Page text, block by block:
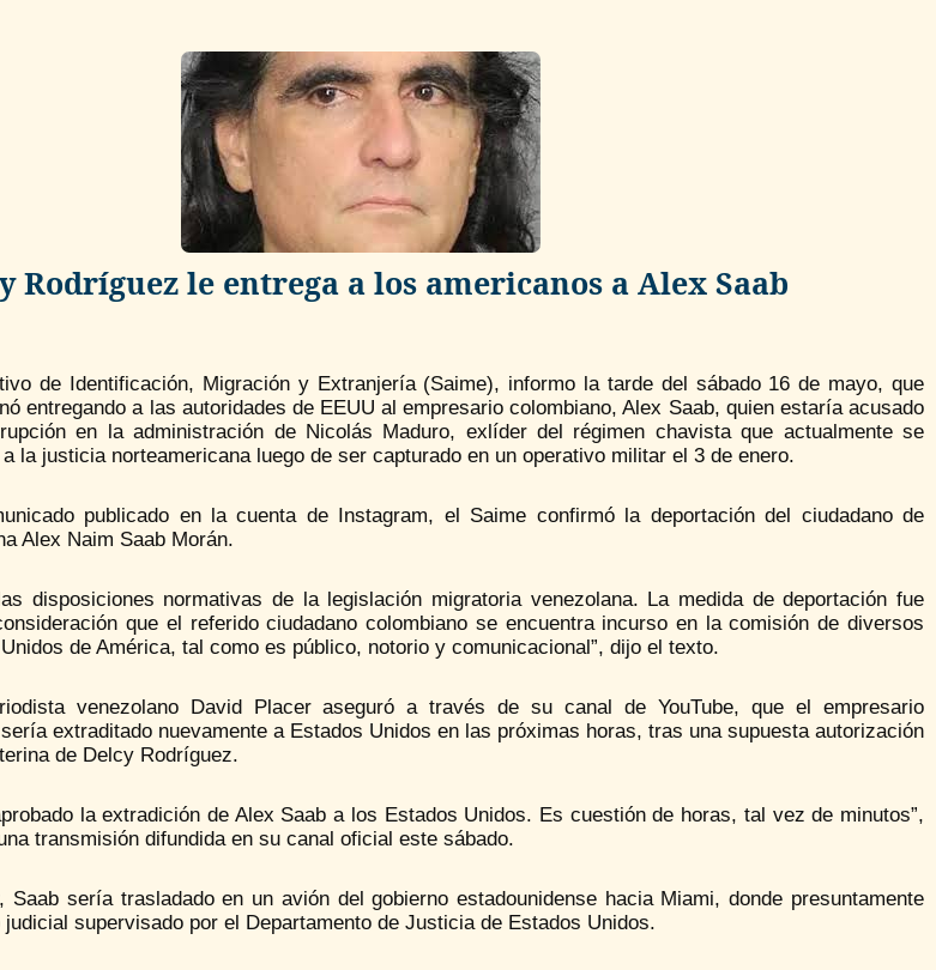
Rodríguez le entrega a los americanos a Alex Saab
de Identificación, Migración y Extranjería (Saime), informo la tarde del sábado 16 de mayo, que
entregando a las autoridades de EEUU al empresario colombiano, Alex Saab, quien estaría acusado
en la administración de Nicolás Maduro, exlíder del régimen chavista que actualmente se
la justicia norteamericana luego de ser capturado en un operativo militar el 3 de enero.
publicado en la cuenta de Instagram, el Saime confirmó la deportación del ciudadano de
Alex Naim Saab Morán.
disposiciones normativas de la legislación migratoria venezolana. La medida de deportación fue
que el referido ciudadano colombiano se encuentra incurso en la comisión de diversos
de América, tal como es público, notorio y comunicacional”, dijo el texto.
venezolano David Placer aseguró a través de su canal de YouTube, que el empresario
extraditado nuevamente a Estados Unidos en las próximas horas, tras una supuesta autorización
de Delcy Rodríguez.
la extradición de Alex Saab a los Estados Unidos. Es cuestión de horas, tal vez de minutos”,
transmisión difundida en su canal oficial este sábado.
Saab sería trasladado en un avión del gobierno estadounidense hacia Miami, donde presuntamente
supervisado por el Departamento de Justicia de Estados Unidos.